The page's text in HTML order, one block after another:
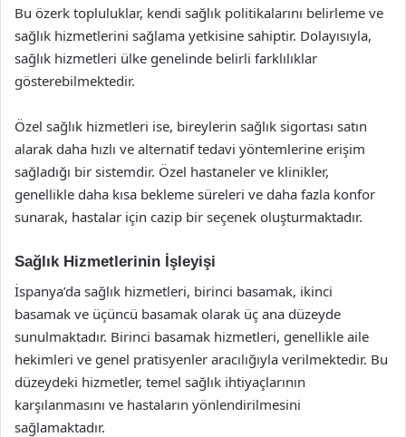
Bu özerk topluluklar, kendi sağlık politikalarını belirleme ve
sağlık hizmetlerini sağlama yetkisine sahiptir. Dolayısıyla,
sağlık hizmetleri ülke genelinde belirli farklılıklar
gösterebilmektedir.
Özel sağlık hizmetleri ise, bireylerin sağlık sigortası satın
alarak daha hızlı ve alternatif tedavi yöntemlerine erişim
sağladığı bir sistemdir. Özel hastaneler ve klinikler,
genellikle daha kısa bekleme süreleri ve daha fazla konfor
sunarak, hastalar için cazip bir seçenek oluşturmaktadır.
Sağlık Hizmetlerinin İşleyişi
İspanya’da sağlık hizmetleri, birinci basamak, ikinci
basamak ve üçüncü basamak olarak üç ana düzeyde
sunulmaktadır. Birinci basamak hizmetleri, genellikle aile
hekimleri ve genel pratisyenler aracılığıyla verilmektedir. Bu
düzeydeki hizmetler, temel sağlık ihtiyaçlarının
karşılanmasını ve hastaların yönlendirilmesini
sağlamaktadır.